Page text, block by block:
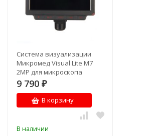
Система визуализации
Микромед Visual Lite M7
2MP для микроскопа
9 790 ₽
В корзину
В наличии